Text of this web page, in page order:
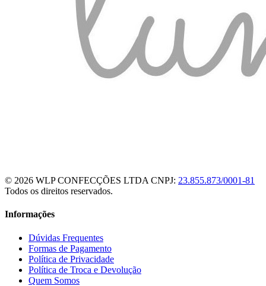
© 2026 WLP CONFECÇÕES LTDA CNPJ: 23.855.873/0001-81
Todos os direitos reservados.
Informações
Dúvidas Frequentes
Formas de Pagamento
Política de Privacidade
Política de Troca e Devolução
Quem Somos